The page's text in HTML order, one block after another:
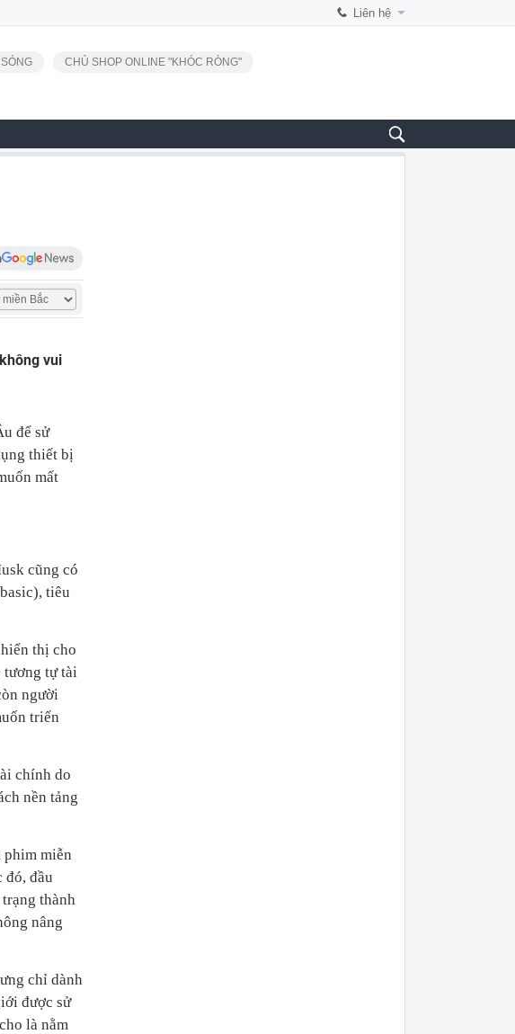
Liên hệ
CHỦ SHOP ONLINE "KHÓC RÒNG"
vui
để sử
thiết bị
mất
cũng có
tiêu
thị cho
tương tự tài
người
triển
chính do
nền tảng
phim miễn
đó, đầu
thành
nâng
chỉ dành
được sử
là nằm